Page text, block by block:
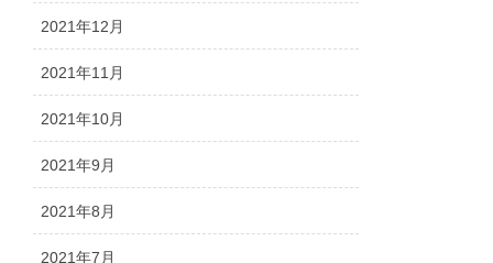
2021年12月
2021年11月
2021年10月
2021年9月
2021年8月
2021年7月